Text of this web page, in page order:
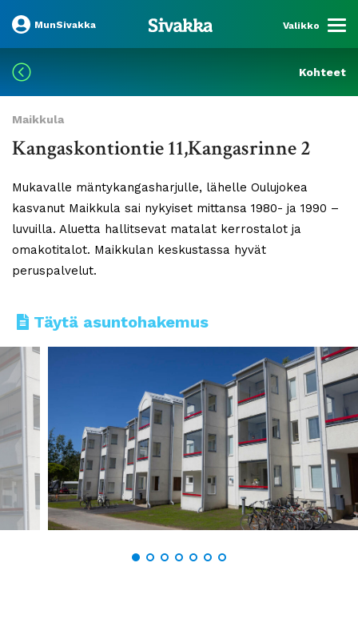
MunSivakka Valikko
Kohteet
Maikkula
Kangaskontiontie 11,Kangasrinne 2
Mukavalle mäntykangasharjulle, lähelle Oulujokea
kasvanut Maikkula sai nykyiset mittansa 1980- ja 1990 –
luvuilla. Aluetta hallitsevat matalat kerrostalot ja
omakotitalot. Maikkulan keskustassa hyvät
peruspalvelut.
Täytä asuntohakemus